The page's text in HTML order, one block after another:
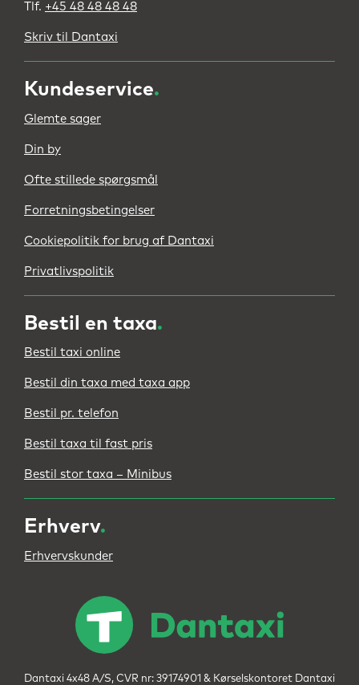
Tlf. +45 48 48 48 48
Skriv til Dantaxi
Kundeservice.
Glemte sager
Din by
Ofte stillede spørgsmål
Forretningsbetingelser
Cookiepolitik for brug af Dantaxi
Privatlivspolitik
Bestil en taxa.
Bestil taxi online
Bestil din taxa med taxa app
Bestil pr. telefon
Bestil taxa til fast pris
Bestil stor taxa – Minibus
Erhverv.
Erhvervskunder
Dantaxi 4x48 A/S, CVR nr: 39174901 & Kørselskontoret Dantaxi